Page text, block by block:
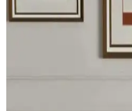
Ev dekorasyonunda
getirerek yaşam
uyumu ile şık ve